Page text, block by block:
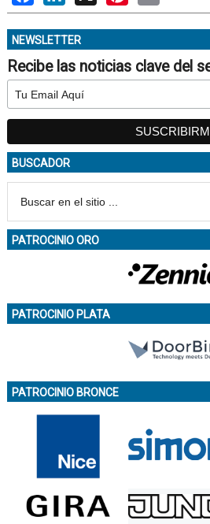
NEWSLETTER
Recibe las noticias clave del
BUSCADOR
PATROCINIO ORO
PATROCINIO PLATA
PATROCINIO BRONCE